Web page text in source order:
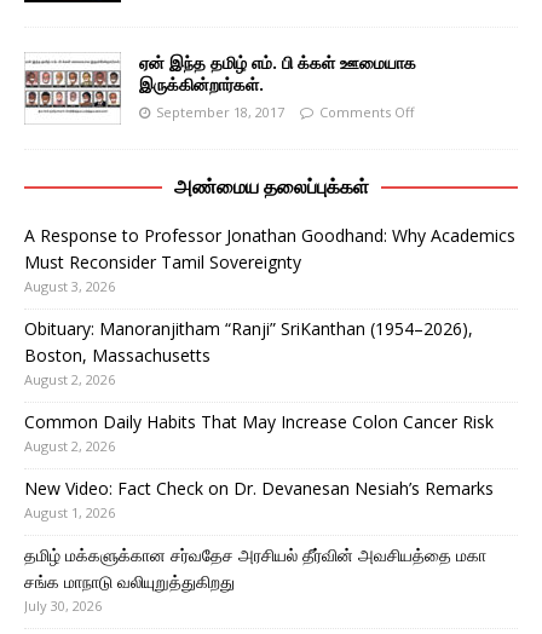
ஏன் இந்த தமிழ் எம். பி க்கள் ஊமையாக
இருக்கின்றார்கள்.
September 18, 2017 Comments Off
அண்மைய தலைப்புக்கள்
A Response to Professor Jonathan Goodhand: Why Academics
Must Reconsider Tamil Sovereignty
August 3, 2026
Obituary: Manoranjitham “Ranji” SriKanthan (1954–2026),
Boston, Massachusetts
August 2, 2026
Common Daily Habits That May Increase Colon Cancer Risk
August 2, 2026
New Video: Fact Check on Dr. Devanesan Nesiah’s Remarks
August 1, 2026
தமிழ் மக்களுக்கான சர்வதேச அரசியல் தீர்வின் அவசியத்தை மகா
சங்க மாநாடு வலியுறுத்துகிறது
July 30, 2026